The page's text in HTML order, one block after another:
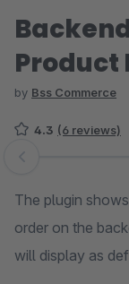
Product
by Bss Commerce
4.3 (6 reviews)
Skip image gallery
The plugin
order on the
will display as